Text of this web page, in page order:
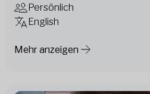
Persönlich
English
Mehr anzeigen